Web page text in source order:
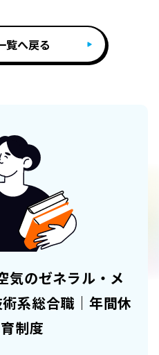
覧へ戻る
気のゼネラル・メ
系総合職｜年間休
制度